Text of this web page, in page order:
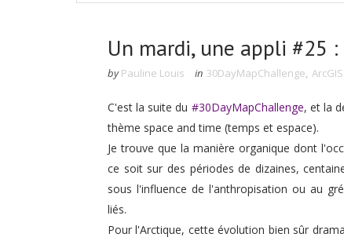
Un mardi, une appli #25
by Pauline Louis in 30DayMapChallenge,
C'est la suite du #30DayMapChallenge, et la
thème space and time (temps et espace).
Je trouve que la manière organique dont
ce soit sur des périodes de dizaines,
sous l'influence de l'anthropisation ou au
liés.
Pour l'Arctique, cette évolution bien sûr